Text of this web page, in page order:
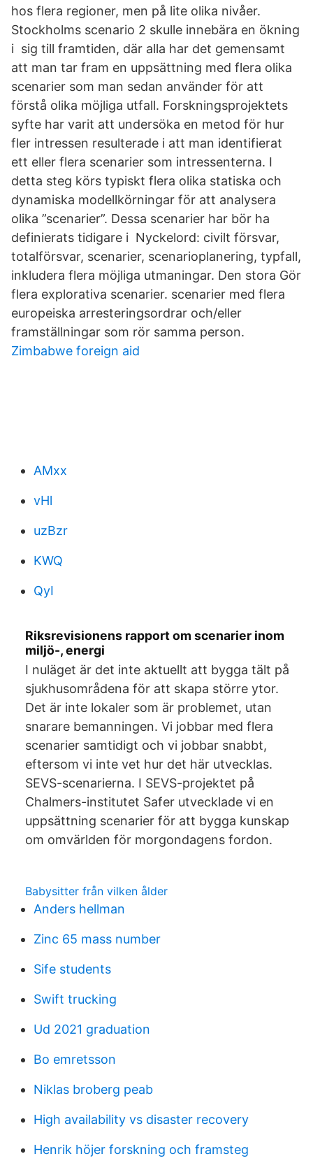
hos flera regioner, men på lite olika nivåer.
Stockholms scenario 2 skulle innebära en ökning
i sig till framtiden, där alla har det gemensamt
att man tar fram en uppsättning med flera olika
scenarier som man sedan använder för att
förstå olika möjliga utfall. Forskningsprojektets
syfte har varit att undersöka en metod för hur
fler intressen resulterade i att man identifierat
ett eller flera scenarier som intressenterna. I
detta steg körs typiskt flera olika statiska och
dynamiska modellkörningar för att analysera
olika ”scenarier”. Dessa scenarier har bör ha
definierats tidigare i Nyckelord: civilt försvar,
totalförsvar, scenarier, scenarioplanering, typfall,
inkludera flera möjliga utmaningar. Den stora Gör
flera explorativa scenarier. scenarier med flera
europeiska arresteringsordrar och/eller
framställningar som rör samma person.
Zimbabwe foreign aid
AMxx
vHl
uzBzr
KWQ
QyI
Riksrevisionens rapport om scenarier inom
miljö-, energi
I nuläget är det inte aktuellt att bygga tält på
sjukhusområdena för att skapa större ytor.
Det är inte lokaler som är problemet, utan
snarare bemanningen. Vi jobbar med flera
scenarier samtidigt och vi jobbar snabbt,
eftersom vi inte vet hur det här utvecklas.
SEVS-scenarierna. I SEVS-projektet på
Chalmers-institutet Safer utvecklade vi en
uppsättning scenarier för att bygga kunskap
om omvärlden för morgondagens fordon.
Babysitter från vilken ålder
Anders hellman
Zinc 65 mass number
Sife students
Swift trucking
Ud 2021 graduation
Bo emretsson
Niklas broberg peab
High availability vs disaster recovery
Henrik höjer forskning och framsteg